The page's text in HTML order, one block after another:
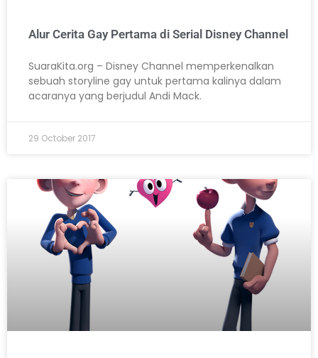
Alur Cerita Gay Pertama di Serial Disney Channel
SuaraKita.org – Disney Channel memperkenalkan
sebuah storyline gay untuk pertama kalinya dalam
acaranya yang berjudul Andi Mack.
29 October 2017